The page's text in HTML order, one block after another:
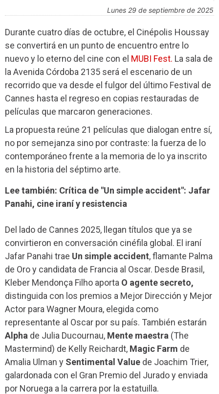
lunes 29 de septiembre de 2025
Durante cuatro días de octubre, el Cinépolis Houssay
se convertirá en un punto de encuentro entre lo
nuevo y lo eterno del cine con el MUBI Fest. La sala de
la Avenida Córdoba 2135 será el escenario de un
recorrido que va desde el fulgor del último Festival de
Cannes hasta el regreso en copias restauradas de
películas que marcaron generaciones.
La propuesta reúne 21 películas que dialogan entre sí,
no por semejanza sino por contraste: la fuerza de lo
contemporáneo frente a la memoria de lo ya inscrito
en la historia del séptimo arte.
Lee también: Crítica de "Un simple accident": Jafar
Panahi, cine iraní y resistencia
Del lado de Cannes 2025, llegan títulos que ya se
convirtieron en conversación cinéfila global. El iraní
Jafar Panahi trae Un simple accident, flamante Palma
de Oro y candidata de Francia al Oscar. Desde Brasil,
Kleber Mendonça Filho aporta O agente secreto,
distinguida con los premios a Mejor Dirección y Mejor
Actor para Wagner Moura, elegida como
representante al Oscar por su país. También estarán
Alpha de Julia Ducournau, Mente maestra (The
Mastermind) de Kelly Reichardt, Magic Farm de
Amalia Ulman y Sentimental Value de Joachim Trier,
galardonada con el Gran Premio del Jurado y enviada
por Noruega a la carrera por la estatuilla.